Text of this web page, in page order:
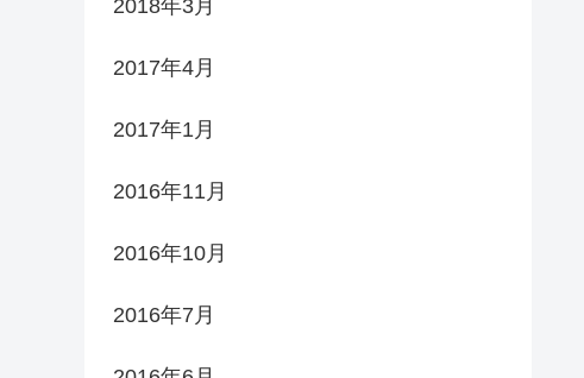
2018年3月
2017年4月
2017年1月
2016年11月
2016年10月
2016年7月